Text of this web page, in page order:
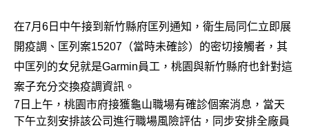
在7月6日中午接到新竹縣府匡列通知，衛生局同仁立即展
開疫調、匡列案15207（當時未確診）的密切接觸者，其
中匡列的女兒就是Garmin員工，桃園與新竹縣府也針對這
案子充分交換疫調資訊。
7日上午，桃園市府接獲龜山職場有確診個案消息，當天
下午立刻安排該公司進行職場風險評估，同步安排全廠員